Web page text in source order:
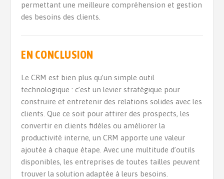
permettant une meilleure compréhension et gestion
des besoins des clients.
EN CONCLUSION
Le CRM est bien plus qu’un simple outil
technologique : c’est un levier stratégique pour
construire et entretenir des relations solides avec les
clients. Que ce soit pour attirer des prospects, les
convertir en clients fidèles ou améliorer la
productivité interne, un CRM apporte une valeur
ajoutée à chaque étape. Avec une multitude d’outils
disponibles, les entreprises de toutes tailles peuvent
trouver la solution adaptée à leurs besoins.